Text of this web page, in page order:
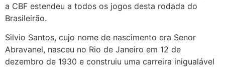
a CBF estendeu a todos os jogos desta rodada do
Brasileirão.
Silvio Santos, cujo nome de nascimento era Senor
Abravanel, nasceu no Rio de Janeiro em 12 de
dezembro de 1930 e construiu uma carreira inigualável